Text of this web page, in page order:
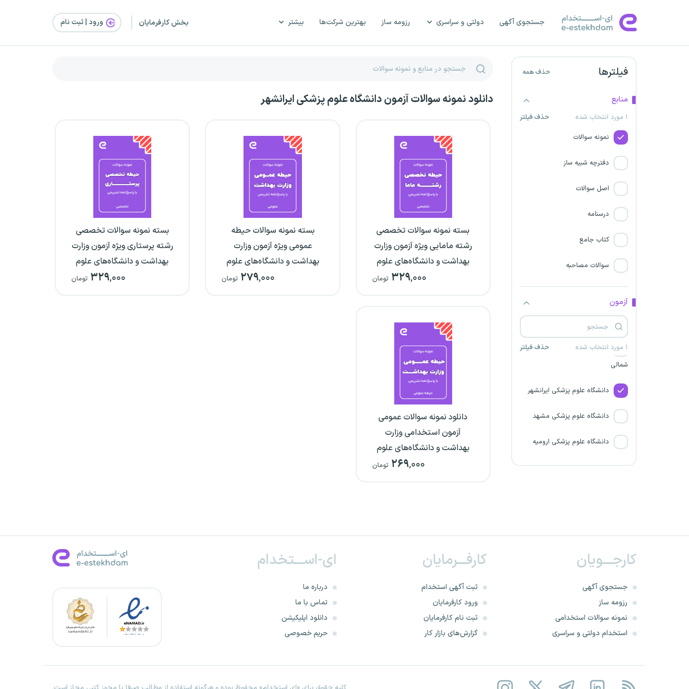
جستجوی آگهی دولتی و سراسری رزومه ساز بهترین شرکت‌ها بیشتر بخش کارفرمایان ورود | ثبت‌ نام
فیلترها حذف همه
منابع
۱ مورد انتخاب شده
حذف فیلتر
نمونه سوالات
دفترچه شبیه ساز
اصل سوالات
درسنامه
کتاب جامع
سوالات مصاحبه
آزمون
۱ مورد انتخاب شده حذف فیلتر
دانشگاه علوم پزشکی بیرجند
دانشگاه علوم پزشکی زنجان
دانشگاه علوم پزشکی گیلان
دانشگاه علوم پزشکی یاسوج
دانشگاه علوم پزشکی قم
دانشگاه علوم پزشکی خراسان
شمالی
دانشگاه علوم پزشکی ایرانشهر
دانشگاه علوم پزشکی مشهد
دانشگاه علوم پزشکی ارومیه
دانشگاه علوم پزشکی لرستان
دانشگاه علوم پزشکی اراک
دانلود نمونه سوالات آزمون دانشگاه علوم پزشکی ایرانشهر
بسته نمونه سوالات تخصصی
رشته مامایی ویژه آزمون وزارت
بهداشت و دانشگاه‌های علوم
پزشکی ۳۲۹,۰۰۰ تومان
بسته نمونه سوالات حیطه
عمومی ویژه آزمون وزارت
بهداشت و دانشگاه‌های علوم
پزشکی ۲۷۹,۰۰۰ تومان
بسته نمونه سوالات تخصصی
رشته پرستاری ویژه آزمون وزارت
بهداشت و دانشگاه‌های علوم
پزشکی ۳۲۹,۰۰۰ تومان
دانلود نمونه سوالات عمومی
آزمون استخدامی وزارت
بهداشت و دانشگاه‌های علوم
پزشکی ۲۶۹,۰۰۰ تومان
کارجـــویان
جستجوی آگهی
رزومه ساز
نمونه سوالات استخدامی
استخدام دولتی و سراسری
کارفـــرمایان
ثبت آگهی استخدام
ورود کارفرمایان
ثبت نام کارفرمایان
گزارش‌های بازار کار
ای-اســـتخدام
درباره ما
تماس با ما
دانلود اپلیکیشن
حریم خصوصی